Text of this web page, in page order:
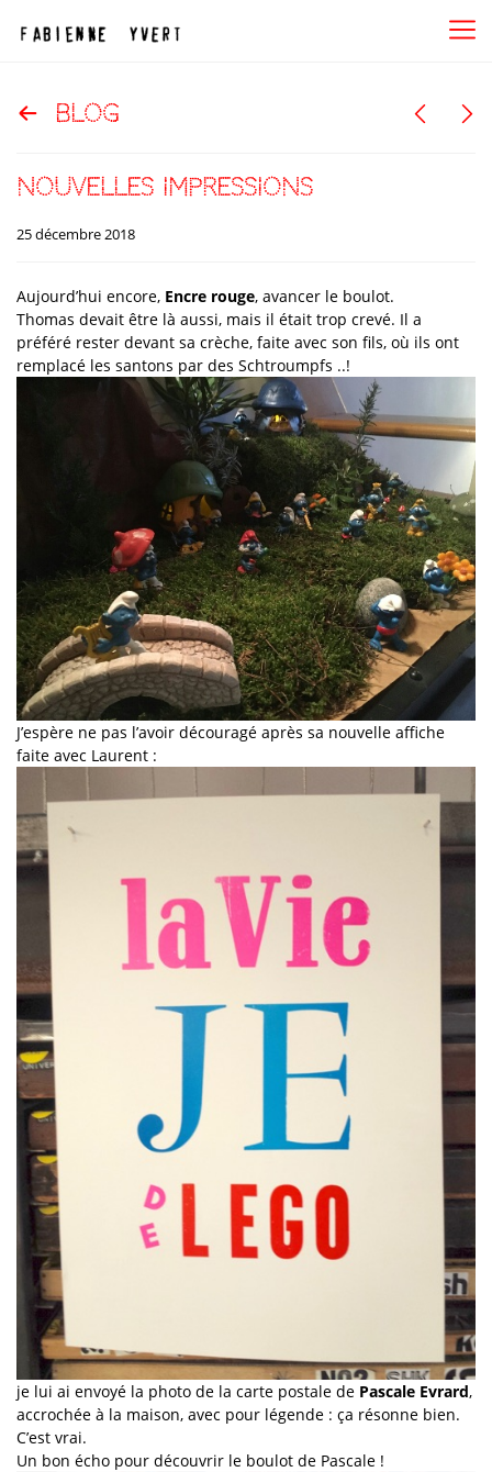
blog
nouvelles impressions
25 décembre 2018
Aujourd’hui encore, Encre rouge, avancer le boulot.
Thomas devait être là aussi, mais il était trop crevé. Il a
préféré rester devant sa crèche, faite avec son fils, où ils ont
remplacé les santons par des Schtroumpfs ..!
J’espère ne pas l’avoir découragé après sa nouvelle affiche
faite avec Laurent :
je lui ai envoyé la photo de la carte postale de Pascale Evrard,
accrochée à la maison, avec pour légende : ça résonne bien.
C’est vrai.
Un bon écho pour découvrir le boulot de Pascale !